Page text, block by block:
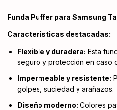
Funda Puffer para Samsung
Características destacadas:
Flexible y duradera: Esta
seguro y protección en caso
Impermeable y resistente:
golpes, suciedad y arañazos.
Diseño moderno: Colores